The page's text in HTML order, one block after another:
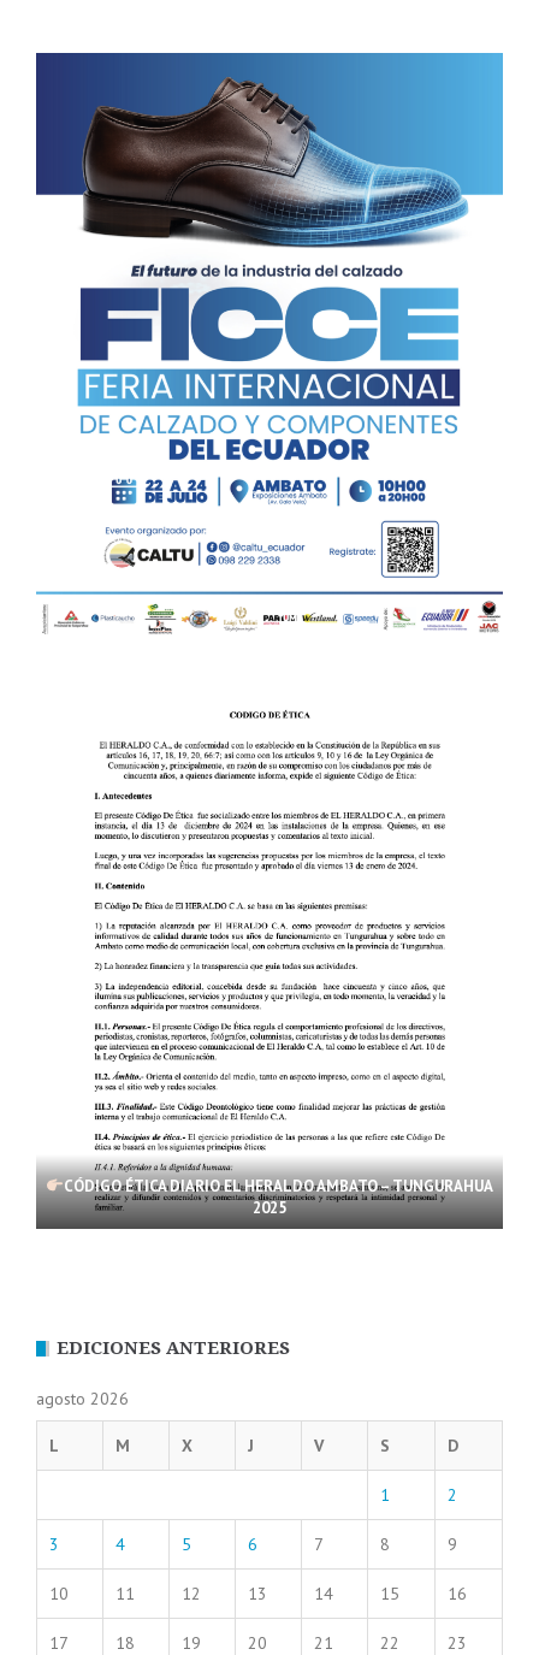
CÓDIGO ÉTICA DIARIO EL HERALDO AMBATO – TUNGURAHUA
2025
EDICIONES ANTERIORES
agosto 2026
L M X J V S D
1 2
3 4 5 6 7 8 9
10 11 12 13 14 15 16
17 18 19 20 21 22 23